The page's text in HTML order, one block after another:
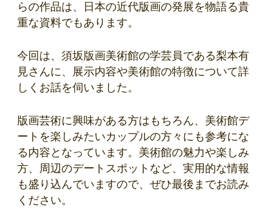
らの作品は、日本の近代版画の発展を物語る貴
重な資料でもあります。
今回は、須坂版画美術館の学芸員である梨本有
見さんに、展示内容や美術館の特徴について詳
しくお話を伺いました。
版画芸術に興味がある方はもちろん、美術館デ
ートを楽しみたいカップルの方々にも参考にな
る内容となっています。美術館の魅力や楽しみ
方、周辺のデートスポットなど、実用的な情報
も盛り込んでいますので、ぜひ最後までお読み
ください。